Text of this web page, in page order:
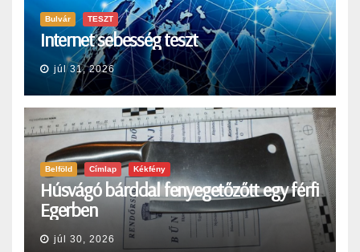
Bulvár TESZT
Internet sebesség teszt
júl 31, 2026
Belföld Címlap Kékfény
Húsvágó bárddal fenyegetőzőtt egy férfi
Egerben
júl 30, 2026